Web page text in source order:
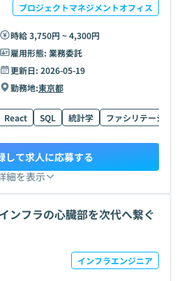
プロジェクトマネジメントオフィス
時給 3,750円 ~ 4,300円
雇用形態: 業務委託
更新日: 2026-05-19
勤務地:東京都
React SQL 統計学 ファシリテーション
細を表示
して求人に応募する
ンフラの心臓部を次代へ繋ぐ
インフラエンジニア